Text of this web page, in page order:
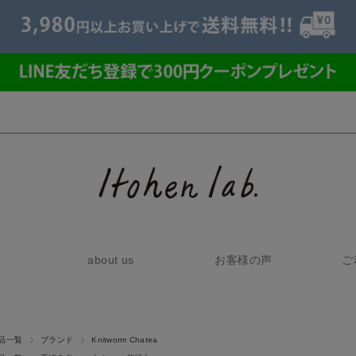
about us お客様の声
一覧
ブランド Knitworm Chatea